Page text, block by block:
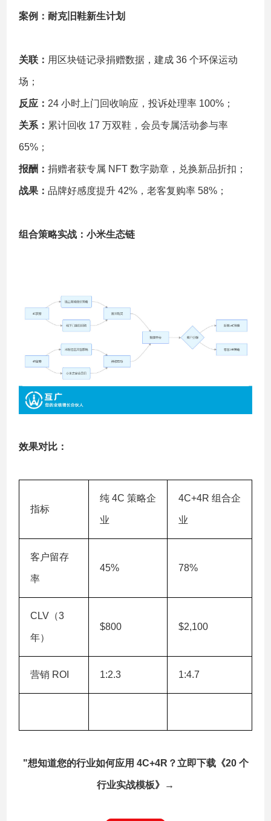
案例：耐克旧鞋新生计划
关联： 用区块链记录捐赠数据，建成 36 个环保运动
场；
反应： 24 小时上门回收响应，投诉处理率 100%；
关系： 累计回收 17 万双鞋，会员专属活动参与率
65%；
报酬： 捐赠者获专属 NFT 数字勋章，兑换新品折扣；
战果： 品牌好感度提升 42%，老客复购率 58%；
组合策略实战：小米生态链
效果对比：
指标
纯 4C 策略企
业
4C+4R 组合企
业
客户留存
率
45% 78%
CLV（3
年）
$800 $2,100
营销 ROI 1:2.3 1:4.7
"想知道您的行业如何应用 4C+4R？立即下载《20 个
行业实战模板》→